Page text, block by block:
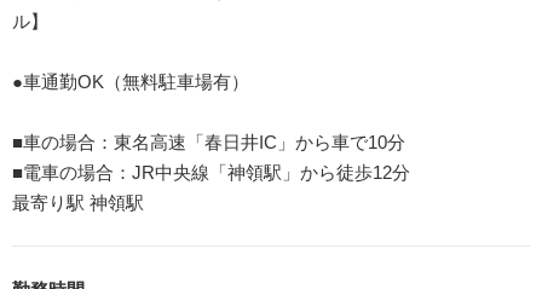
ル】
●車通勤OK（無料駐車場有）
■車の場合：東名高速「春日井IC」から車で10分
■電車の場合：JR中央線「神領駅」から徒歩12分
最寄り駅 神領駅